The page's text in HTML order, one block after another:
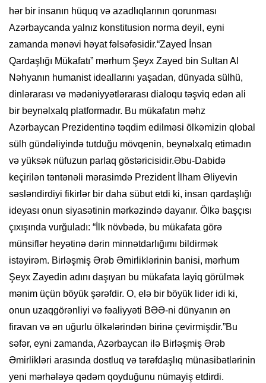
hər bir insanın hüquq və azadlıqlarının qorunması
Azərbaycanda yalnız konstitusion norma deyil, eyni
zamanda mənəvi həyat fəlsəfəsidir.“Zayed İnsan
Qardaşlığı Mükafatı” mərhum Şeyx Zayed bin Sultan Al
Nəhyanın humanist ideallarını yaşadan, dünyada sülhü,
dinlərarası və mədəniyyətlərarası dialoqu təşviq edən ali
bir beynəlxalq platformadır. Bu mükafatın məhz
Azərbaycan Prezidentinə təqdim edilməsi ölkəmizin qlobal
sülh gündəliyində tutduğu mövqenin, beynəlxalq etimadın
və yüksək nüfuzun parlaq göstəricisidir.Əbu-Dabidə
keçirilən təntənəli mərasimdə Prezident İlham Əliyevin
səsləndirdiyi fikirlər bir daha sübut etdi ki, insan qardaşlığı
ideyası onun siyasətinin mərkəzində dayanır. Ölkə başçısı
çıxışında vurğuladı: “İlk növbədə, bu mükafata görə
münsiflər heyətinə dərin minnətdarlığımı bildirmək
istəyirəm. Birləşmiş Ərəb Əmirliklərinin banisi, mərhum
Şeyx Zayedin adını daşıyan bu mükafata layiq görülmək
mənim üçün böyük şərəfdir. O, elə bir böyük lider idi ki,
onun uzaqgörənliyi və fəaliyyəti BƏƏ-ni dünyanın ən
firavan və ən uğurlu ölkələrindən birinə çevirmişdir.”Bu
səfər, eyni zamanda, Azərbaycan ilə Birləşmiş Ərəb
Əmirlikləri arasında dostluq və tərəfdaşlıq münasibətlərinin
yeni mərhələyə qədəm qoyduğunu nümayiş etdirdi.